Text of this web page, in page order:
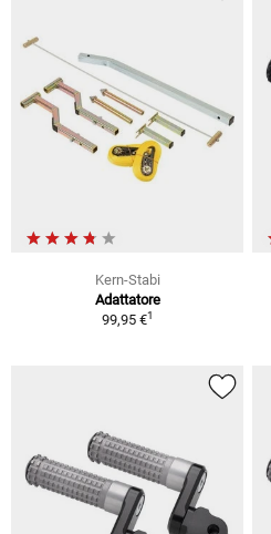
Kern-Stabi
Adattatore
99,95 €1